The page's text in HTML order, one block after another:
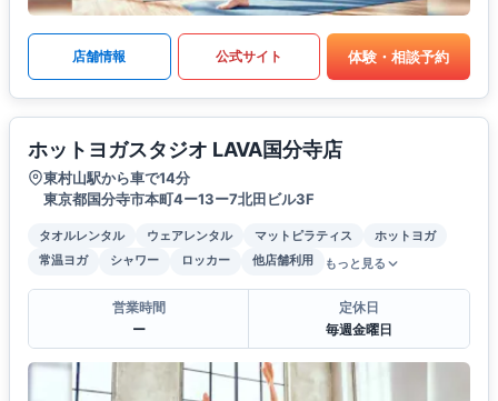
店舗情報 公式サイト 体験・相談予約
ホットヨガスタジオ LAVA国分寺店
東村山駅から車で14分
東京都国分寺市本町4ー13ー7北田ビル3F
タオルレンタル ウェアレンタル マットピラティス
ホットヨガ
常温ヨガ
シャワー ロッカー 他店舗利用 もっと見る
営業時間
ー
定休日
毎週金曜日